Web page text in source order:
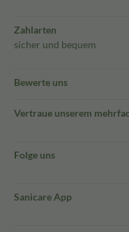
Zahlarten
sicher und bequem
Bewerte uns
Vertraue unserem
Folge uns
Sanicare App